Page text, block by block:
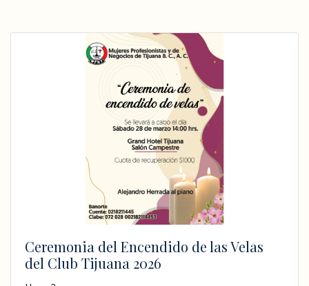
Ceremonia del Encendido de las Velas
del Club Tijuana 2026